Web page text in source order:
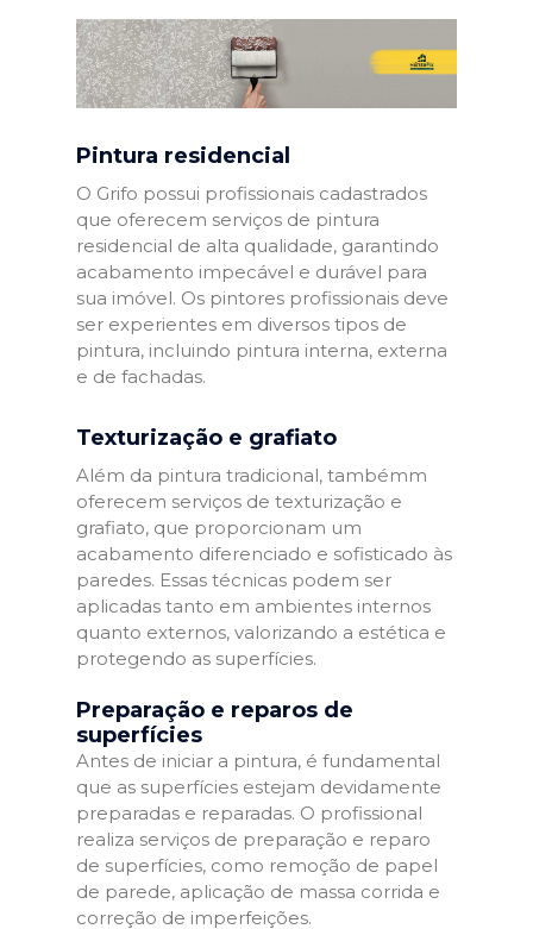
Pintura residencial
O Grifo possui profissionais cadastrados
que oferecem serviços de pintura
residencial de alta qualidade, garantindo
acabamento impecável e durável para
sua imóvel. Os pintores profissionais deve
ser experientes em diversos tipos de
pintura, incluindo pintura interna, externa
e de fachadas.
Texturização e grafiato
Além da pintura tradicional, tambémm
oferecem serviços de texturização e
grafiato, que proporcionam um
acabamento diferenciado e sofisticado às
paredes. Essas técnicas podem ser
aplicadas tanto em ambientes internos
quanto externos, valorizando a estética e
protegendo as superfícies.
Preparação e reparos de
superfícies
Antes de iniciar a pintura, é fundamental
que as superfícies estejam devidamente
preparadas e reparadas. O profissional
realiza serviços de preparação e reparo
de superfícies, como remoção de papel
de parede, aplicação de massa corrida e
correção de imperfeições.